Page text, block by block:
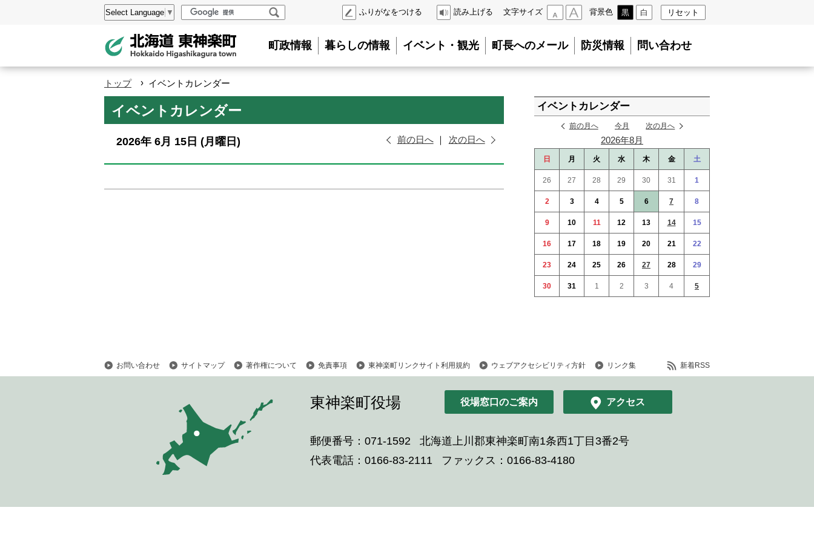
設
Select Language ▼
索
ふりがなをつける 読み上げる
文字サイズ
背景色 黒 白 リセット
町政情報 暮らしの情報 イベント・観光 町長へのメール 防災情報 問い合わせ
トップ › イベントカレンダー
イベントカレンダー
2026年 6月 15日 (月曜日) 前の日へ 次の日へ
ペ
ー
ト
イベントカレンダー
前の月へ 今月 次の月へ
2026年8月
日 月 火 水 木 金 土
26 27 28 29 30 31 1
2 3 4 5 6 7 8
9 10 11 12 13 14 15
16 17 18 19 20 21 22
23 24 25 26 27 28 29
30 31 1 2 3 4 5
お問い合わせ サイトマップ 著作権について 免責事項 東神楽町リンクサイト利用規約 ウェブアクセシビリティ方針 リンク集 新着RSS
東神楽町役場 役場窓口のご案内 アクセス
郵便番号：071-1592
北海道上川郡東神楽町南1条西1丁目3番2号
代表電話：0166-83-2111
ファックス：0166-83-4180